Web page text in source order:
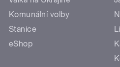
Komunální volby
Stanice
eShop